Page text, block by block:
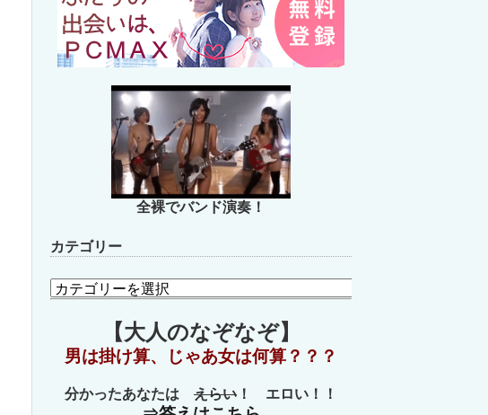
全裸でバンド演奏！
カテゴリー
カ
テ
【大人のなぞなぞ】
男は掛け算、じゃあ女は何算？？？
分かったあなたは えらい ！ エロい！！